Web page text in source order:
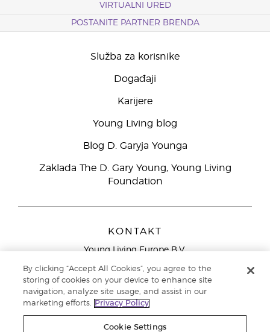
VIRTUALNI URED
POSTANITE PARTNER BRENDA
Služba za korisnike
Događaji
Karijere
Young Living blog
Blog D. Garyja Younga
Zaklada The D. Gary Young, Young Living
Foundation
KONTAKT
Young Living Europe B.V.
9727 AJ Groningen
Sjedište tvrtke Young Living Europe Ltd.:
9000
By clicking “Accept All Cookies”, you agree to the
storing of cookies on your device to enhance site
navigation, analyze site usage, and assist in our
marketing efforts.
Privacy Policy
Cookie Settings